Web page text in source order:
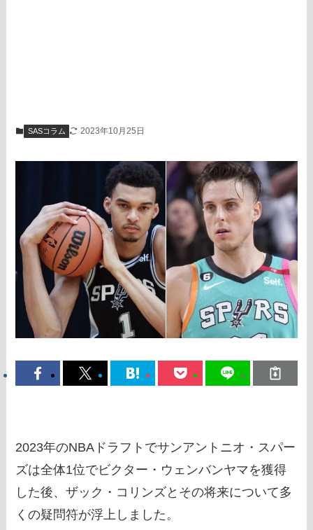
SASコラム 2023年10月25日
2023年のNBAドラフトでサンアントニオ・スパー
ズは全体1位でビクター・ウェンバンヤマを獲得
した後、ザック・コリンズとその将来について多
くの疑問符が浮上しました。